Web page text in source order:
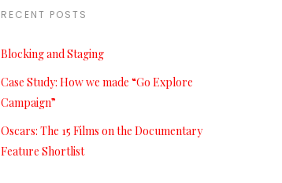
RECENT POSTS
Blocking and Staging
Case Study: How we made “Go Explore
Campaign”
Oscars: The 15 Films on the Documentary
Feature Shortlist